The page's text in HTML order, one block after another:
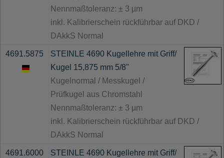
Nennmaßtoleranz: ± 3 µm
inkl. Kalibrierschein rückführbar auf DKD /
DAkkS Normal
4691.5875
STEINLE 4690 Kugellehre mit Griff/
Kugel 15,875 mm 5/8"
Kugelnormal / Messkugel /
Prüfkugel aus Chromstahl
Nennmaßtoleranz: ± 3 µm
inkl. Kalibrierschein rückführbar auf DKD /
DAkkS Normal
4691.6000
STEINLE 4690 Kugellehre mit Griff/